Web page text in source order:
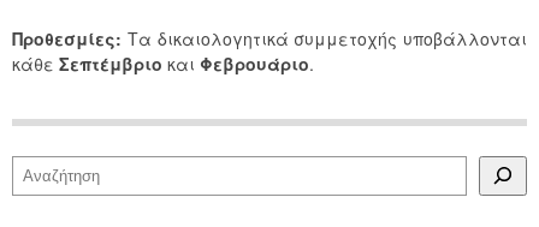
Προθεσμίες: Τα δικαιολογητικά συμμετοχής υποβάλλονται
κάθε Σεπτέμβριο και Φεβρουάριο.
Αναζήτηση